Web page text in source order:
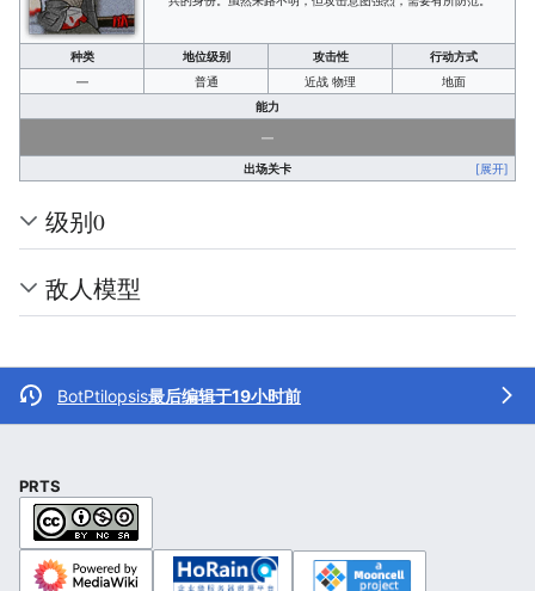
种类 地位级别 攻击性
行动方式
—
普通 近战 物理
地面
能力
—
出场关卡 [展开]
级别0
敌人模型
BotPtilopsis最后编辑于19小时前
PRTS